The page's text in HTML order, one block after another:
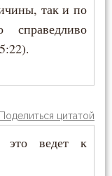
так и по
справедливо
Поделиться цитатой
это ведет к